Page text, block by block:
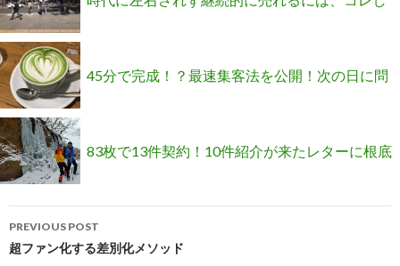
かないです…
45分で完成！？最速集客法を公開！次の日に問
い合わせが来るその方法とは？
83枚で13件契約！10件紹介が来たレターに根底
Post
navigation
PREVIOUS POST
超ファン化する差別化メソッド